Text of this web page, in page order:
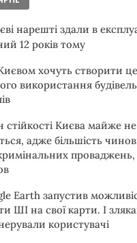
нарешті здали в
12 років тому
хочуть створити
використання
стійкості Києва майже не
адже більшість
Earth запустив
ШІ на свої карти. І
користувачі